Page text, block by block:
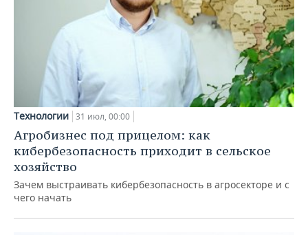
Технологии 31 июл, 00:00
Агробизнес под прицелом: как
кибербезопасность приходит в сельское
хозяйство
Зачем выстраивать кибербезопасность в агросекторе и с
чего начать